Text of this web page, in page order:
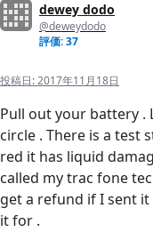
dewey dodo
@deweydodo
評価: 37
投稿日:2017年11月18日
Pull out your battery
circle . There is a test
red it has liquid
called my trac fone
get a refund if I sent
it for .